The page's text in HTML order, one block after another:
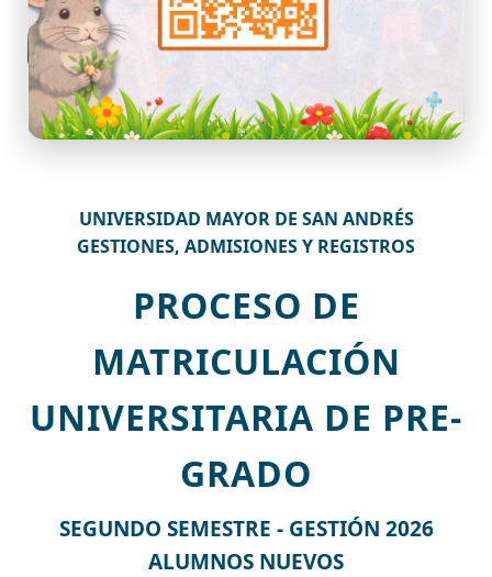
UNIVERSIDAD MAYOR DE SAN ANDRÉS
GESTIONES, ADMISIONES Y REGISTROS
PROCESO DE
MATRICULACIÓN
UNIVERSITARIA DE PRE-
GRADO
SEGUNDO SEMESTRE - GESTIÓN 2026
ALUMNOS NUEVOS